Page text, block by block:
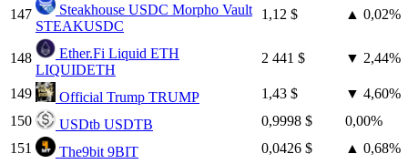
147
Steakhouse USDC Morpho Vault
STEAKUSDC
1,12 $ ▲ 0,02%
148
Ether.Fi Liquid ETH
LIQUIDETH
2 441 $ ▼ 2,44%
149 Official Trump TRUMP 1,43 $ ▼ 4,60%
150
USDtb USDTB 0,9998 $
0,00%
151
The9bit 9BIT 0,0426 $ ▲ 0,68%